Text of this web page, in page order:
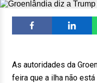
As autoridades da
feira que a ilha não